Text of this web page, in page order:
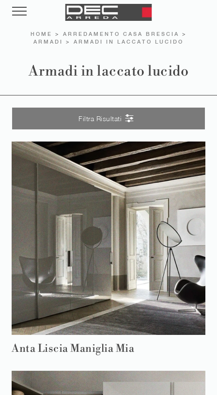
HOME > ARREDAMENTO CASA BRESCIA
>
ARMADI
> ARMADI IN LACCATO LUCIDO
Armadi in laccato lucido
Filtra Risultati
Anta Liscia Maniglia Mia